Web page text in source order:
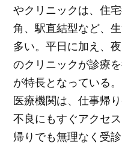
やクリニックは、住
角、駅直結型など、
多い。平日に加え、
のクリニックが診療
が特長となっている
医療機関は、仕事帰
不良にもすぐアクセ
帰りでも無理なく受